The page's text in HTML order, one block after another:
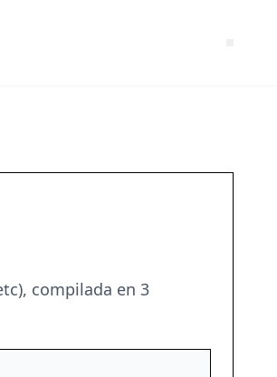
compilada en 3